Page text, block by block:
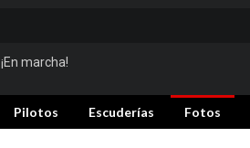
¡En marcha!
Pilotos Escuderías Fotos